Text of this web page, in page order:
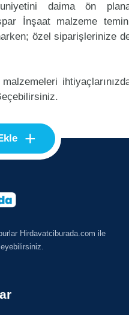
daima ön
İnşaat malzeme
özel siparişlerinize
+
Hirdavatciburada.com ile